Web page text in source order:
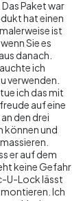
Paket war
hat einen
ist
Sie es
danach.
ich
verwenden.
ich das mit
auf eine
den drei
können und
er auf dem
keine Gefahr
U-Lock lässt
Ich